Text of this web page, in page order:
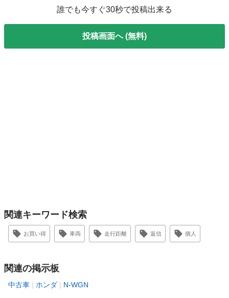
誰でも今すぐ30秒で投稿出来る
投稿画面へ (無料)
関連キーワード検索
お買い得 車両 走行距離 返信 個人
関連の掲示板
中古車 ホンダ N-WGN